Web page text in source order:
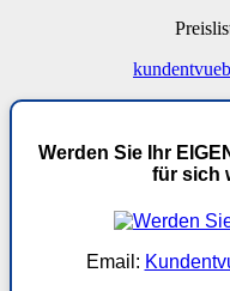
Werden Sie Ihr
für sich
Email: